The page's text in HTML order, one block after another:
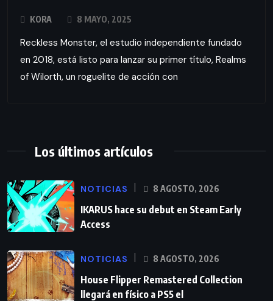
KORA 8 MAYO, 2025
Reckless Monster, el estudio independiente fundado
en 2018, está listo para lanzar su primer título, Realms
of Wilorth, un roguelite de acción con
Los últimos artículos
NOTICIAS 8 AGOSTO, 2026
IKARUS hace su debut en Steam Early
Access
NOTICIAS 8 AGOSTO, 2026
House Flipper Remastered Collection
llegará en físico a PS5 el